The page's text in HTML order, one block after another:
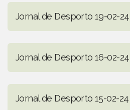
Jornal de Desporto 19-02-24
Jornal de Desporto 16-02-24
Jornal de Desporto 15-02-24